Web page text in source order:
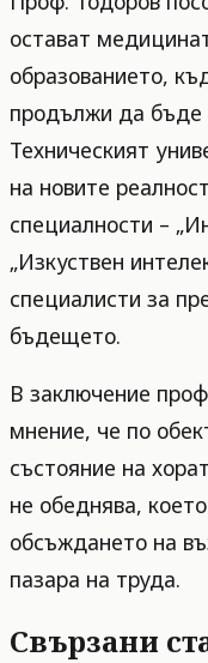
остават
образованието,
продължи да
Техническият
на новите
специалности –
„Изкуствен
специалисти за
бъдещето.
В заключение
мнение, че по
състояние на
не обеднява,
обсъждането на
пазара на труда.
Свързани